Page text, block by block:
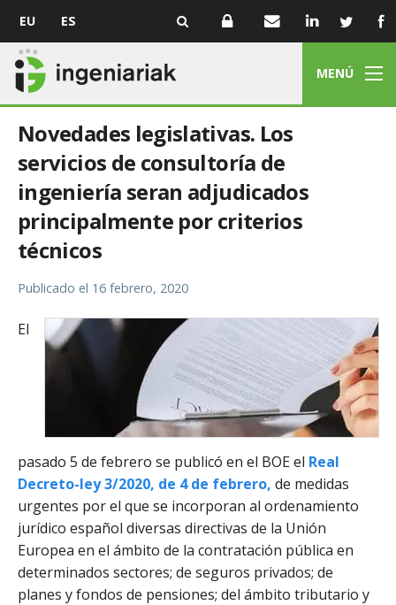
EU ES
MENÚ
Novedades legislativas. Los
servicios de consultoría de
ingeniería seran adjudicados
principalmente por criterios
técnicos
Publicado el 16 febrero, 2020
El
pasado 5 de febrero se publicó en el BOE el Real
Decreto-ley 3/2020, de 4 de febrero, de medidas
urgentes por el que se incorporan al ordenamiento
jurídico español diversas directivas de la Unión
Europea en el ámbito de la contratación pública en
determinados sectores; de seguros privados; de
planes y fondos de pensiones; del ámbito tributario y